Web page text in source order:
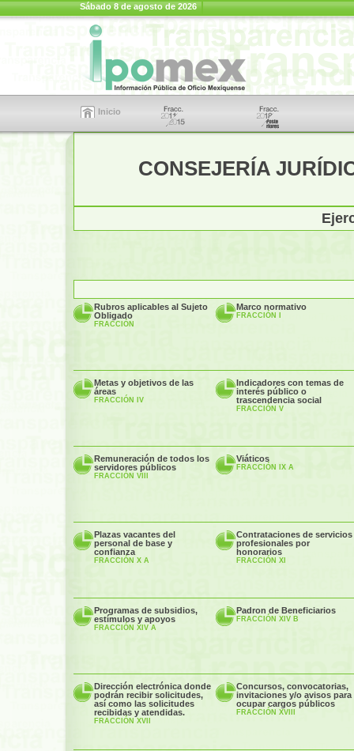
Sábado 8 de agosto de 2026
Inicio
CONSEJERÍA
Rubros aplicables al Sujeto
Obligado
FRACCIÓN
Marco normativo
FRACCIÓN I
Metas y objetivos de las
áreas
FRACCIÓN IV
Indicadores con temas de
interés público o
trascendencia social
FRACCIÓN V
Remuneración de todos los
servidores públicos
FRACCIÓN VIII
Viáticos
FRACCIÓN IX A
Plazas vacantes del
personal de base y
confianza
FRACCIÓN X A
Contrataciones de servicios
profesionales por
honorarios
FRACCIÓN XI
Programas de subsidios,
estímulos y apoyos
FRACCIÓN XIV A
Padron de Beneficiarios
FRACCIÓN XIV B
Dirección electrónica donde
podrán recibir solicitudes,
así como las solicitudes
recibidas y atendidas.
FRACCIÓN XVII
Concursos, convocatorias,
invitaciones y/o avisos para
ocupar cargos públicos
FRACCIÓN XVIII